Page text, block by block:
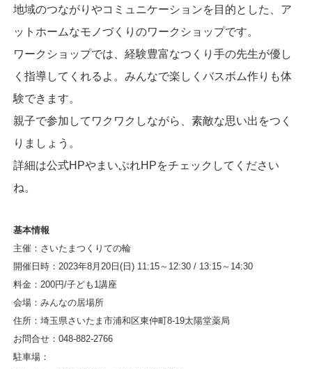
地域のつながりやコミュニケーションを目的とした、ア
ットホームなモノづくりのワークショップです。
ワークショップでは、経験豊富なつくり手の先生が優し
く指導してくれるよ。みんなで楽しくバスボム作りも体
験できます。
親子で参加してワクワクしながら、素敵な思い出をつく
りましょう。
詳細は公式HPやまいぷれHPをチェックしてください
ね。
基本情報
主催：さいたまつくりての輪
開催日時：2023年8月20日(日) 11:15～12:30 / 13:15～14:30
料金：200円/子ども1講座
会場：みんなの居場所
住所：埼玉県さいたま市浦和区東仲町8-19太陽堂薬局
お問合せ：048-882-2766
駐車場：